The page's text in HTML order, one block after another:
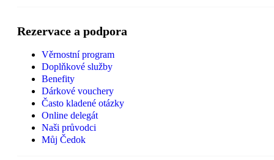
Rezervace a podpora
Věrnostní program
Doplňkové služby
Benefity
Dárkové vouchery
Často kladené otázky
Online delegát
Naši průvodci
Můj Čedok